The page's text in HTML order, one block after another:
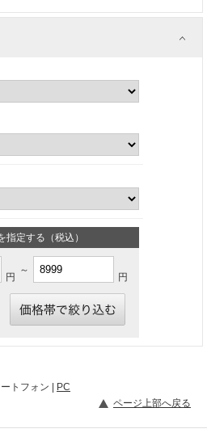
指定する（税込）
円
～
円
トフォン |
PC
ページ上部へ戻る